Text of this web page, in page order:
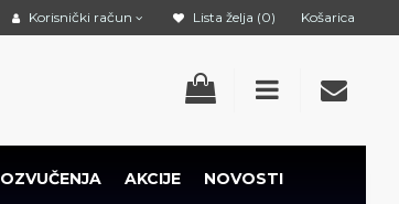
Korisnički račun Lista želja (0) Košarica
OZVUČENJA AKCIJE NOVOSTI